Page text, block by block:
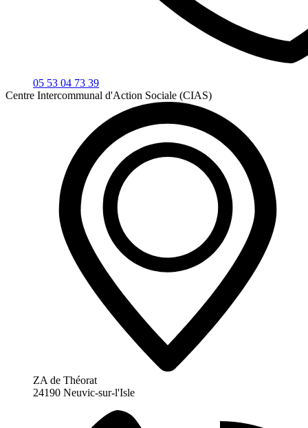
05 53 04 73 39
Centre Intercommunal d'Action Sociale (CIAS)
ZA de Théorat
24190 Neuvic-sur-l'Isle